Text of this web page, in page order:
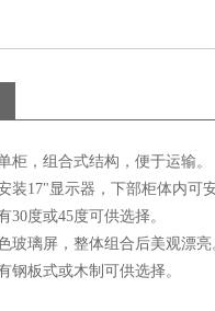
柜，组合式结构，便于运输。
装17"显示器，下部柜体内可
30度或45度可供选择。
玻璃屏，整体组合后美观漂亮
钢板式或木制可供选择。